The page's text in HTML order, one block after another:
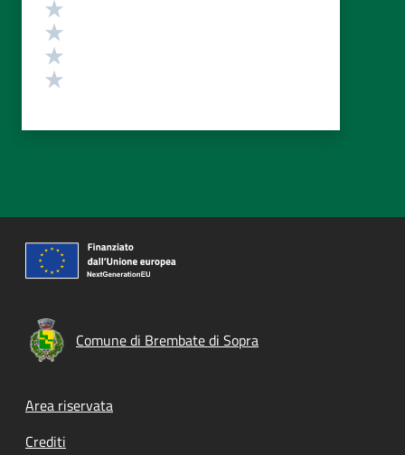
Comune di Brembate di Sopra
Footer menu
Area riservata
Crediti